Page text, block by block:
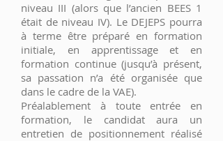
niveau III (alors que l’ancien BEES 1
était de niveau IV). Le DEJEPS pourra
à terme être préparé en formation
initiale, en apprentissage et en
formation continue (jusqu’à présent,
sa passation n’a été organisée que
dans le cadre de la VAE).
Préalablement à toute entrée en
formation, le candidat aura un
entretien de positionnement réalisé